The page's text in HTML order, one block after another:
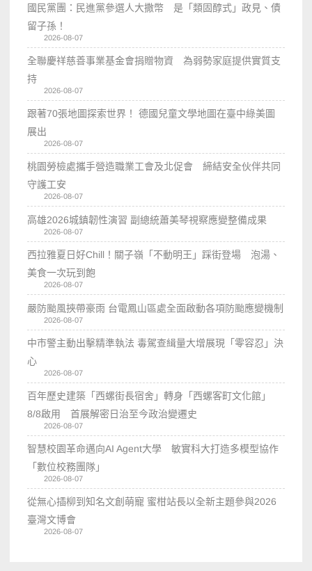
國民黨團：民進黨參選人大撒幣 是「類固醇式」政見、債
留子孫！
2026-08-07
全聯慶祥慈善事業基金會捐贈物資 為弱勢家庭提供實質支
持
2026-08-07
跟著70張地圖探索世界！ 德國兒童文學地圖在臺中綠美圖
展出
2026-08-07
桃園勞檢處攜手營造職業工會及北促會 締結安全伙伴共同
守護工安
2026-08-07
高雄2026城鎮韌性演習 副總統蕭美琴視察應變整備成果
2026-08-07
西拉雅夏日好Chill！關子嶺「不動明王」踩街登場 泡湯、
美食一次玩到飽
2026-08-07
嚴防颱風挾帶豪雨 台電鳳山區處全面啟動各項防颱應變機制
2026-08-07
中市警主動出擊精準執法 毒駕查緝量大增展現「零容忍」決
心
2026-08-07
百年歷史建築「西螺街長宿舍」轉身「西螺客町文化館」
8/8啟用 首展解密日治至今政治變遷史
2026-08-07
智慧校園革命邁向AI Agent大學 敏實科大打造多模型協作
「數位校務團隊」
2026-08-07
從無心插柳到知名文創萌寵 蜜柑站長以全新主題參與2026
臺灣文博會
2026-08-07